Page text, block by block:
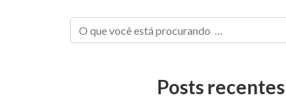
Posts recentes